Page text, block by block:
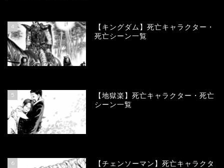
4
【キングダム】死亡キャラクター・
死亡シーン一覧
5
【地獄楽】死亡キャラクター・死亡
シーン一覧
6
【チェンソーマン】死亡キャラクタ